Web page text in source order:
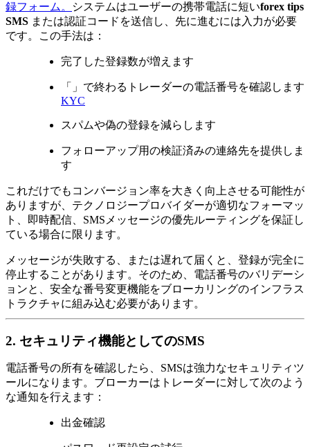
録フォーム。
システムはユーザーの携帯電話に短いforex tips
SMS または認証コードを送信し、先に進むには入力が必要
です。この手法は：
完了した登録数が増えます
「」で終わるトレーダーの電話番号を確認します
KYC
スパムや偽の登録を減らします
フォローアップ用の検証済みの連絡先を提供しま
す
これだけでもコンバージョン率を大きく向上させる可能性が
ありますが、テクノロジープロバイダーが適切なフォーマッ
ト、即時配信、SMSメッセージの優先ルーティングを保証し
ている場合に限ります。
メッセージが失敗する、または遅れて届くと、登録が完全に
停止することがあります。そのため、電話番号のバリデーシ
ョンと、安全な番号変更機能をブローカリングのインフラス
トラクチャに組み込む必要があります。
2. セキュリティ機能としてのSMS
電話番号の所有を確認したら、SMSは強力なセキュリティツ
ールになります。ブローカーはトレーダーに対して次のよう
な通知を行えます：
出金確認